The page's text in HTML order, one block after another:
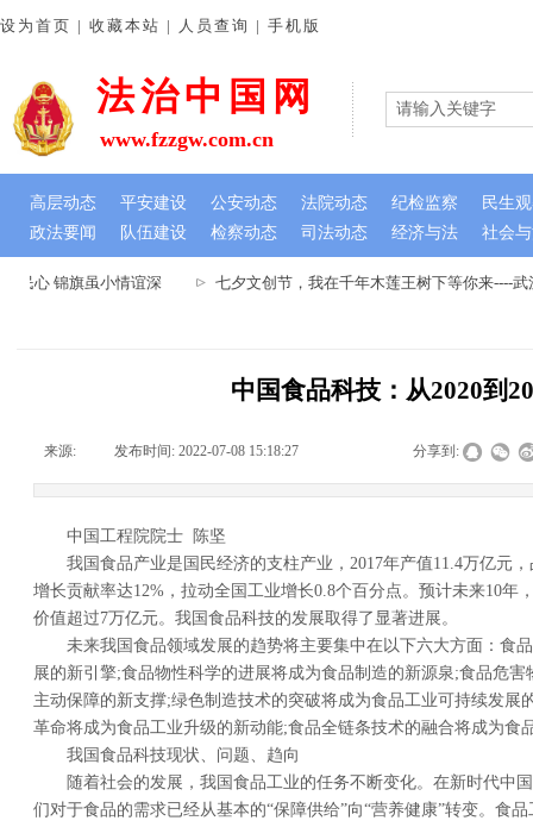
心 锦旗虽小情谊深 七夕文创节，我在千年木莲王树下等你来----武
法治中国网
政法要闻 队伍建设 检察动态 司法动态 经济与法 社会
设为首页 | 收藏本站 | 人员查询 | 手机版
www.fzzgw.com.cn
高层动态 平安建设 公安动态 法院动态 纪检监察 民生
中国食品科技：从2020到
来源: 发布时间: 2022-07-08 15:18:27 分享到:
中国工程院院士 陈坚
我国食品产业是国民经济的支柱产业，2017年产值11.4万亿元
增长贡献率达12%，拉动全国工业增长0.8个百分点。预计未来10年
价值超过7万亿元。我国食品科技的发展取得了显著进展。
未来我国食品领域发展的趋势将主要集中在以下六大方面：食
展的新引擎;食品物性科学的进展将成为食品制造的新源泉;食品危
主动保障的新支撑;绿色制造技术的突破将成为食品工业可持续发展
革命将成为食品工业升级的新动能;食品全链条技术的融合将成为食
我国食品科技现状、问题、趋向
随着社会的发展，我国食品工业的任务不断变化。在新时代中
们对于食品的需求已经从基本的“保障供给”向“营养健康”转变。食